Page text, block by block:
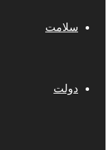
سلامت
دولت